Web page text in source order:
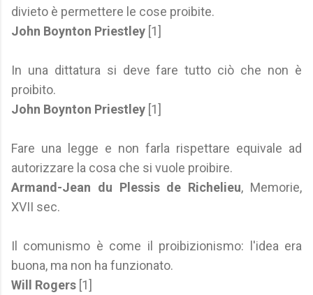
divieto è permettere le cose proibite.
John Boynton Priestley [1]
In una dittatura si deve fare tutto ciò che non è
proibito.
John Boynton Priestley [1]
Fare una legge e non farla rispettare equivale ad
autorizzare la cosa che si vuole proibire.
Armand-Jean du Plessis de Richelieu, Memorie,
XVII sec.
Il comunismo è come il proibizionismo: l'idea era
buona, ma non ha funzionato.
Will Rogers [1]